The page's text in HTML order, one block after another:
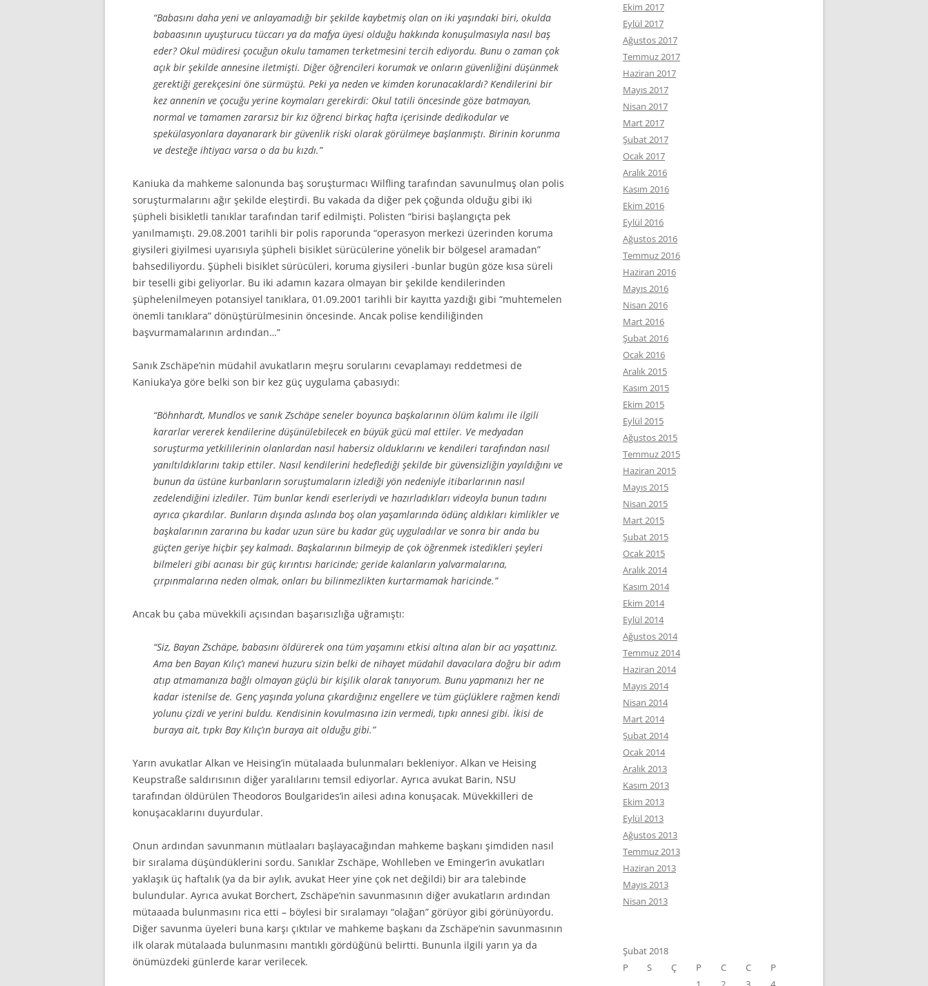
“Babasını daha yeni ve anlayamadığı bir şekilde kaybetmiş olan on iki yaşındaki biri, okulda
babaasının uyuşturucu tüccarı ya da mafya üyesi olduğu hakkında konuşulmasıyla nasıl baş
eder? Okul müdiresi çocuğun okulu tamamen terketmesini tercih ediyordu. Bunu o zaman çok
açık bir şekilde annesine iletmişti. Diğer öğrencileri korumak ve onların güvenliğini düşünmek
gerektiği gerekçesini öne sürmüştü. Peki ya neden ve kimden korunacaklardı? Kendilerini bir
kez annenin ve çocuğu yerine koymaları gerekirdi: Okul tatili öncesinde göze batmayan,
normal ve tamamen zararsız bir kız öğrenci birkaç hafta içerisinde dedikodular ve
spekülasyonlara dayanarark bir güvenlik riski olarak görülmeye başlanmıştı. Birinin korunma
ve desteğe ihtiyacı varsa o da bu kızdı.”
Kaniuka da mahkeme salonunda baş soruşturmacı Wilfling tarafından savunulmuş olan polis
soruşturmalarını ağır şekilde eleştirdi. Bu vakada da diğer pek çoğunda olduğu gibi iki
şüpheli bisikletli tanıklar tarafından tarif edilmişti. Polisten “birisi başlangıçta pek
yanılmamıştı. 29.08.2001 tarihli bir polis raporunda “operasyon merkezi üzerinden koruma
giysileri giyilmesi uyarısıyla şüpheli bisiklet sürücülerine yönelik bir bölgesel aramadan”
bahsediliyordu. Şüpheli bisiklet sürücüleri, koruma giysileri -bunlar bugün göze kısa süreli
bir teselli gibi geliyorlar. Bu iki adamın kazara olmayan bir şekilde kendilerinden
şüphelenilmeyen potansiyel tanıklara, 01.09.2001 tarihli bir kayıtta yazdığı gibi “muhtemelen
önemli tanıklara” dönüştürülmesinin öncesinde. Ancak polise kendiliğinden
başvurmamalarının ardından…”
Sanık Zschäpe’nin müdahil avukatların meşru sorularını cevaplamayı reddetmesi de
Kaniuka’ya göre belki son bir kez güç uygulama çabasıydı:
“Böhnhardt, Mundlos ve sanık Zschäpe seneler boyunca başkalarının ölüm kalımı ile ilgili
kararlar vererek kendilerine düşünülebilecek en büyük gücü mal ettiler. Ve medyadan
soruşturma yetkililerinin olanlardan nasıl habersiz olduklarını ve kendileri tarafından nasıl
yanıltıldıklarını takip ettiler. Nasıl kendilerini hedeflediği şekilde bir güvensizliğin yayıldığını ve
bunun da üstüne kurbanların soruştumaların izlediği yön nedeniyle itibarlarının nasıl
zedelendiğini izlediler. Tüm bunlar kendi eserleriydi ve hazırladıkları videoyla bunun tadını
ayrıca çıkardılar. Bunların dışında aslında boş olan yaşamlarında ödünç aldıkları kimlikler ve
başkalarının zararına bu kadar uzun süre bu kadar güç uyguladılar ve sonra bir anda bu
güçten geriye hiçbir şey kalmadı. Başkalarının bilmeyip de çok öğrenmek istedikleri şeyleri
bilmeleri gibi acınası bir güç kırıntısı haricinde; geride kalanların yalvarmalarına,
çırpınmalarına neden olmak, onları bu bilinmezlikten kurtarmamak haricinde.”
Ancak bu çaba müvekkili açısından başarısızlığa uğramıştı:
“Siz, Bayan Zschäpe, babasını öldürerek ona tüm yaşamını etkisi altına alan bir acı yaşattınız.
Ama ben Bayan Kılıç’ı manevi huzuru sizin belki de nihayet müdahil davacılara doğru bir adım
atıp atmamanıza bağlı olmayan güçlü bir kişilik olarak tanıyorum. Bunu yapmanızı her ne
kadar istenilse de. Genç yaşında yoluna çıkardığınız engellere ve tüm güçlüklere rağmen kendi
yolunu çizdi ve yerini buldu. Kendisinin kovulmasına izin vermedi, tıpkı annesi gibi. İkisi de
buraya ait, tıpkı Bay Kılıç’ın buraya ait olduğu gibi.”
Yarın avukatlar Alkan ve Heising’in mütalaada bulunmaları bekleniyor. Alkan ve Heising
Keupstraße saldırısının diğer yaralılarını temsil ediyorlar. Ayrıca avukat Barin, NSU
tarafından öldürülen Theodoros Boulgarides’in ailesi adına konuşacak. Müvekkilleri de
konuşacaklarını duyurdular.
Onun ardından savunmanın mütlaaları başlayacağından mahkeme başkanı şimdiden nasıl
bir sıralama düşündüklerini sordu. Sanıklar Zschäpe, Wohlleben ve Eminger’in avukatları
yaklaşık üç haftalık (ya da bir aylık, avukat Heer yine çok net değildi) bir ara talebinde
bulundular. Ayrıca avukat Borchert, Zschäpe’nin savunmasının diğer avukatların ardından
mütaaada bulunmasını rica etti – böylesi bir sıralamayı “olağan” görüyor gibi görünüyordu.
Diğer savunma üyeleri buna karşı çıktılar ve mahkeme başkanı da Zschäpe’nin savunmasının
ilk olarak mütalaada bulunmasını mantıklı gördüğünü belirtti. Bununla ilgili yarın ya da
önümüzdeki günlerde karar verilecek.
Ekim 2017
Eylül 2017
Ağustos 2017
Temmuz 2017
Haziran 2017
Mayıs 2017
Nisan 2017
Mart 2017
Şubat 2017
Ocak 2017
Aralık 2016
Kasım 2016
Ekim 2016
Eylül 2016
Ağustos 2016
Temmuz 2016
Haziran 2016
Mayıs 2016
Nisan 2016
Mart 2016
Şubat 2016
Ocak 2016
Aralık 2015
Kasım 2015
Ekim 2015
Eylül 2015
Ağustos 2015
Temmuz 2015
Haziran 2015
Mayıs 2015
Nisan 2015
Mart 2015
Şubat 2015
Ocak 2015
Aralık 2014
Kasım 2014
Ekim 2014
Eylül 2014
Ağustos 2014
Temmuz 2014
Haziran 2014
Mayıs 2014
Nisan 2014
Mart 2014
Şubat 2014
Ocak 2014
Aralık 2013
Kasım 2013
Ekim 2013
Eylül 2013
Ağustos 2013
Temmuz 2013
Haziran 2013
Mayıs 2013
Nisan 2013
Şubat 2018
P
S Ç P C C
P